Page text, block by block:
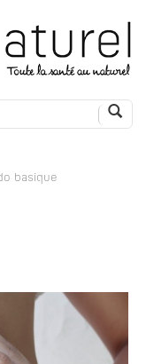
basique